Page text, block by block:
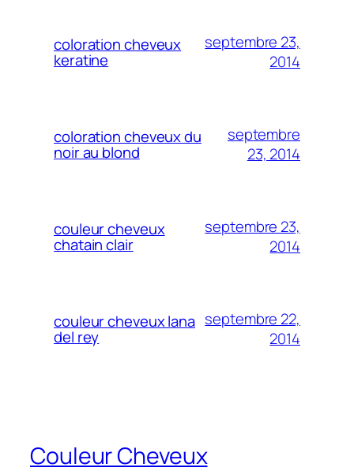
coloration cheveux
keratine
septembre 23,
2014
coloration cheveux du
noir au blond
septembre
23, 2014
couleur cheveux
chatain clair
septembre 23,
2014
couleur cheveux lana
del rey
septembre 22,
2014
Couleur Cheveux